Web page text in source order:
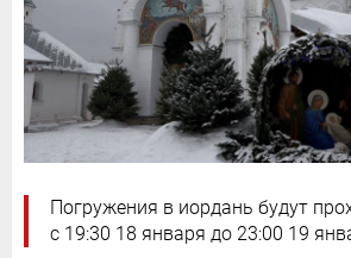
Погружения в иордань будут
с 19:30 18 января до 23:00 19